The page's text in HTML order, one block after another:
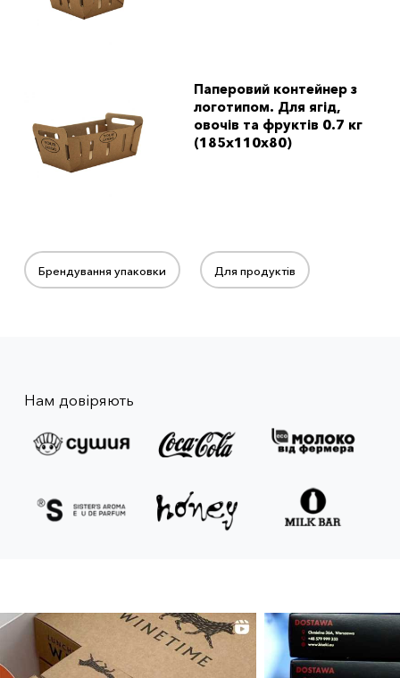
Паперовий контейнер з
логотипом. Для ягід,
овочів та фруктів 0.7 кг
(185x110x80)
Брендування упаковки Для продуктів
Нам довіряють